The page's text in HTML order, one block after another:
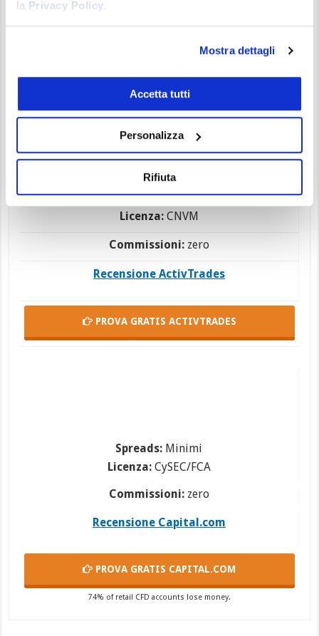
la Privacy Policy.
Mostra dettagli
Accetta tutti
Personalizza
Rifiuta
Crypto investments are risky and may not suit retail investors; you could
Spreads:Da 0.0 pips
Licenza:CNVM
Commissioni: zero
Recensione ActivTrades
PROVA GRATIS ACTIVTRADES
Spreads: Minimi
Licenza:CySEC/FCA
Commissioni: zero
Recensione Capital.com
PROVA GRATIS CAPITAL.COM
74% of retail CFD accounts lose money.